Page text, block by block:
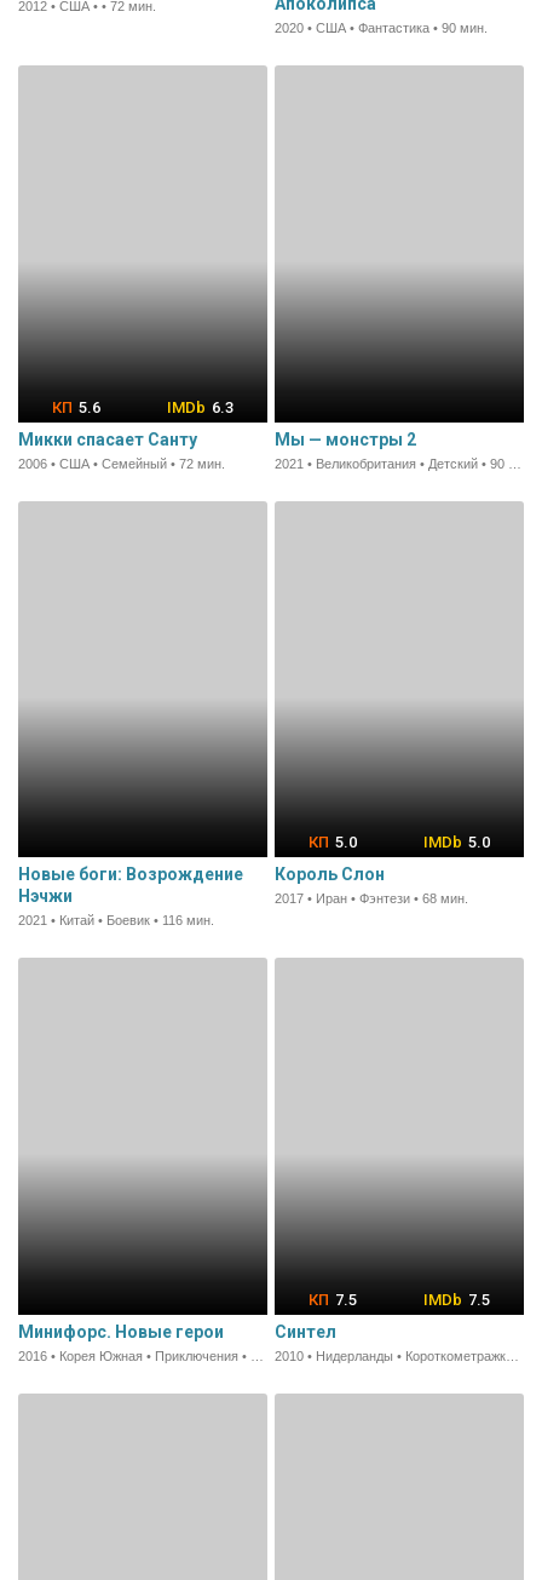
2012 • США • • 72 мин.
2020 • США • Фантастика • 90 мин.
5.6 6.3
Микки спасает Санту
2006 • США • Семейный • 72 мин.
Мы — монстры 2
Новые боги: Возрождение
Нэчжи
2021 • Китай • Боевик • 116 мин.
5.0 5.0
Король Слон
2017 • Иран • Фэнтези • 68 мин.
Минифорс. Новые герои
7.5 7.5
Синтел